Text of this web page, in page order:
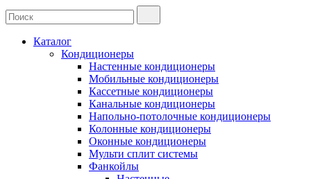
Каталог
Кондиционеры
Настенные кондиционеры
Мобильные кондиционеры
Кассетные кондиционеры
Канальные кондиционеры
Напольно-потолочные кондиционеры
Колонные кондиционеры
Оконные кондиционеры
Мульти сплит системы
Фанкойлы